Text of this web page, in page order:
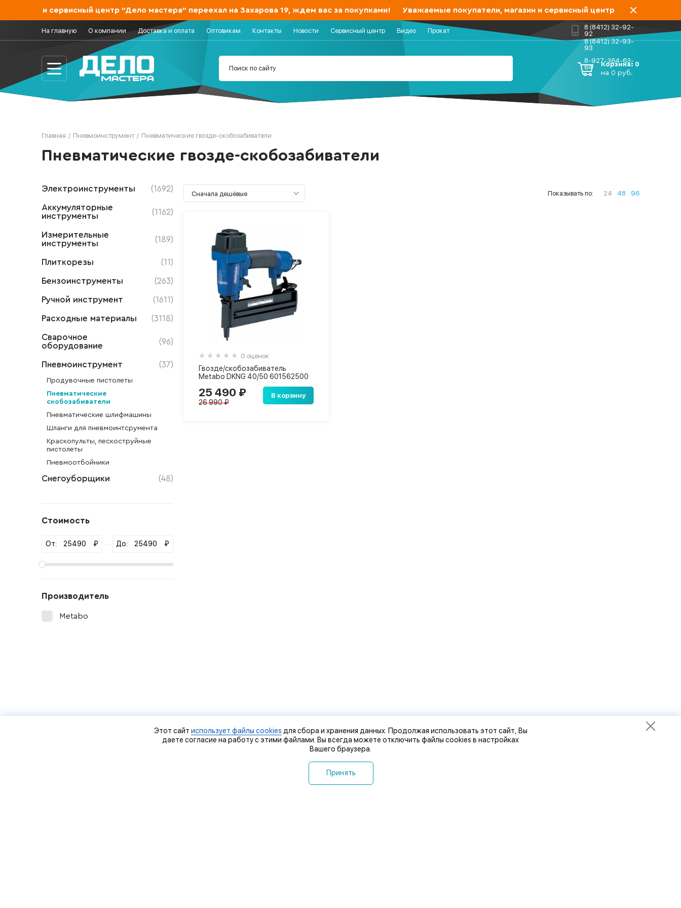
и сервисный центр "Дело мастера" переехал на Захарова 19, ждем вас за покупками! Уважаемые покупатели, магазин и сервисный центр "Дело
На главную О компании Доставка и оплата Оптовикам Контакты Новости Сервисный центр Видео Прокат
8 (8412) 32-92-
92
8 (8412) 32-93-
93
8-927-364-63-
64
Корзина: 0
на 0 руб.
Главная / Пневмоинструмент / Пневматические гвозде-скобозабиватели
Пневматические гвозде-скобозабиватели
Электроинструменты (1692)
Аккумуляторные
инструменты
(1162)
Измерительные
инструменты
(189)
Плиткорезы (11)
Бензоинструменты (263)
Ручной инструмент (1611)
Расходные материалы (3118)
Сварочное
оборудование
(96)
Пневмоинструмент (37)
Продувочные пистолеты
Пневматические
скобозабиватели
Пневматические шлифмашины
Шланги для пневмоинтсрумента
Краскопульты, пескоструйные
пистолеты
Пневмоотбойники
Снегоуборщики (48)
Стоимость
От: ₽ До: ₽
Производитель
Metabo
Показывать по: 24 48 96
0 оценок
Гвозде/скобозабиватель
Metabo DKNG 40/50 601562500
25 490 ₽
26 990 ₽
В корзину
Этот сайт использует файлы cookies для сбора и хранения данных. Продолжая использовать этот сайт, Вы
даете согласие на работу с этими файлами. Вы всегда можете отключить файлы cookies в настройках
Вашего браузера.
Принять